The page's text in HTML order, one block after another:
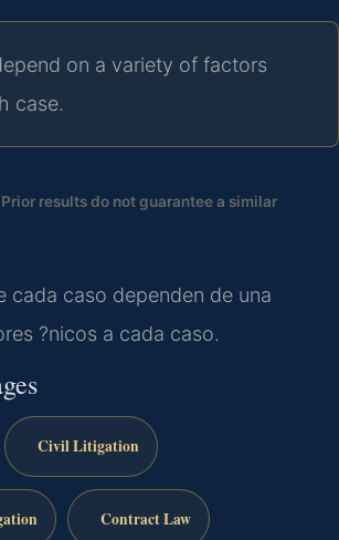
on a variety of factors
case.
results do not guarantee a similar
cada caso dependen de una
?nicos a cada caso.
Civil Litigation
Contract Law